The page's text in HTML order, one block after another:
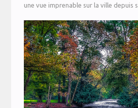
une vue imprenable sur la ville depuis